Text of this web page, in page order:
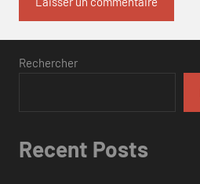
Rechercher
Recent Posts